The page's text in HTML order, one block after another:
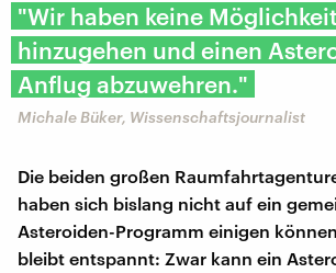
"Wir haben keine
hinzugehen und einen
Anflug abzuwehren."
Michale Büker, Wissenschaftsjournalist
Die beiden großen
haben sich bislang nicht auf ein
Asteroiden-Programm einigen
bleibt entspannt: Zwar kann ein